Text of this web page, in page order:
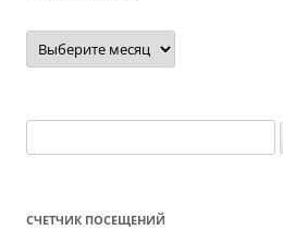
Архив
новостей
СЧЕТЧИК ПОСЕЩЕНИЙ